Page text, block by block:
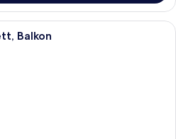
Minibar, Schreibtisch,
Balkon